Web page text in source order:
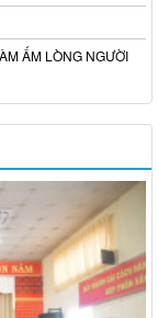
ẤM LÒNG NGƯỜI